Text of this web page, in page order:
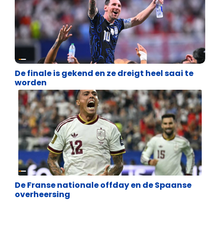
Lifestyle
De finale is gekend en ze dreigt heel saai te
worden
Lifestyle
De Franse nationale offday en de Spaanse
overheersing